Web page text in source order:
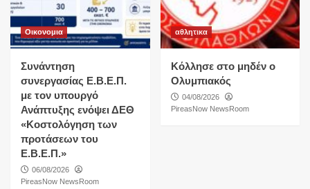
Οικονομια
Συνάντηση
συνεργασίας Ε.Β.Ε.Π.
με τον υπουργό
Ανάπτυξης ενόψει ΔΕΘ
«Κοστολόγηση των
προτάσεων του
Ε.Β.Ε.Π.»
06/08/2026
PireasNow NewsRoom
αθλητικα
Κόλλησε στο μηδέν ο
Ολυμπιακός
04/08/2026
PireasNow NewsRoom